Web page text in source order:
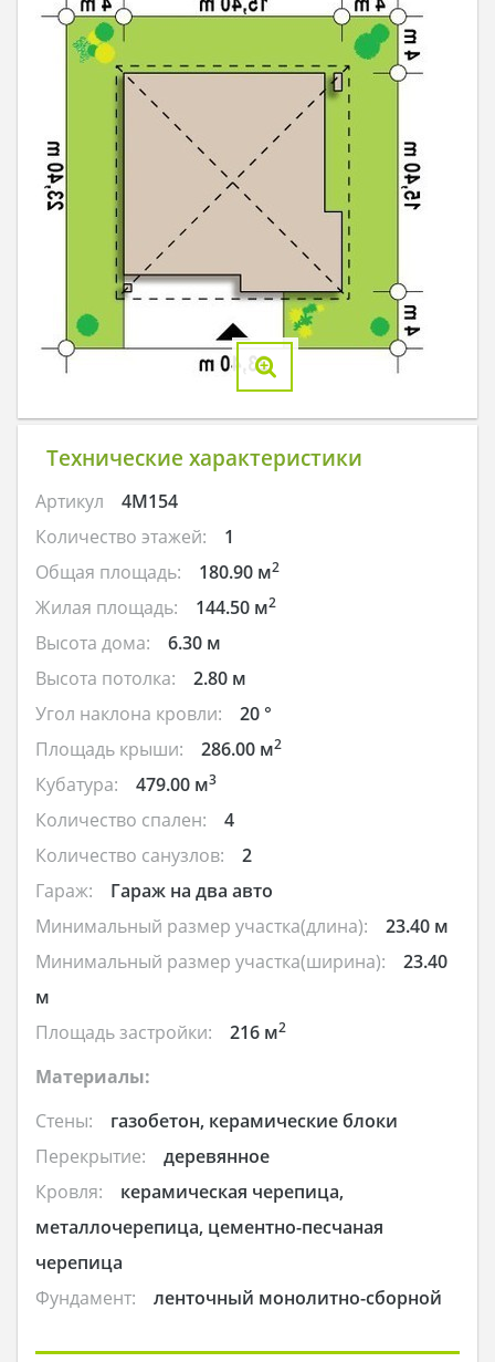
Технические характеристики
Артикул
4M154
Количество этажей:
1
Общая площадь:
180.90 м2
Жилая площадь: 144.50 м2
Высота дома:
6.30 м
Высота потолка:
2.80 м
Угол наклона кровли:
20 °
Площадь крыши:
286.00 м2
Кубатура: 479.00 м3
Количество спален:
4
Количество санузлов:
2
Гараж:
Гараж на два авто
Минимальный размер участка(длина):
23.40 м
Минимальный размер участка(ширина):
23.40
м
Площадь застройки:
216 м2
Материалы:
Стены:
газобетон, керамические блоки
Перекрытие:
деревянное
Кровля:
керамическая черепица,
металлочерепица, цементно-песчаная
черепица
Фундамент:
ленточный монолитно-сборной